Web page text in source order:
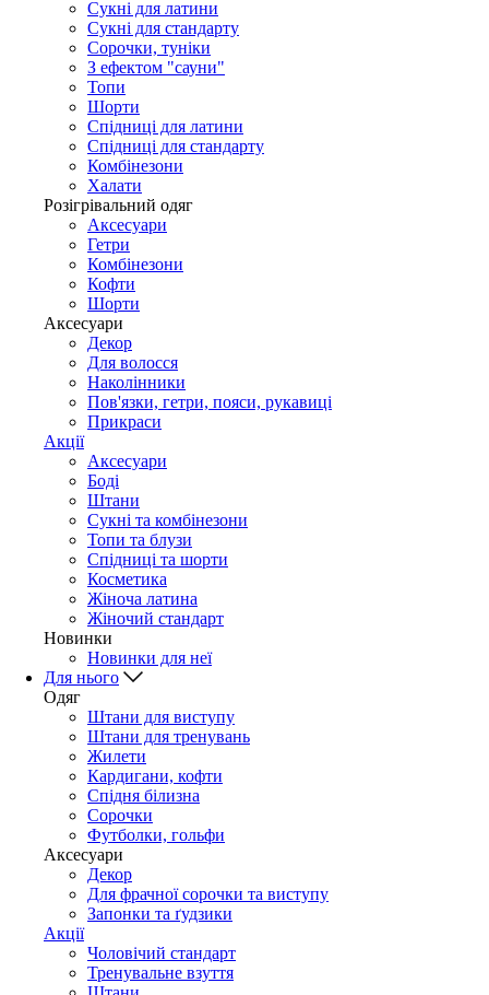
Сукні для латини
Сукні для стандарту
Сорочки, туніки
З ефектом "сауни"
Топи
Шорти
Спідниці для латини
Спідниці для стандарту
Комбінезони
Халати
Розігрівальний одяг
Аксесуари
Гетри
Комбінезони
Кофти
Шорти
Аксесуари
Декор
Для волосся
Наколінники
Пов'язки, гетри, пояси, рукавиці
Прикраси
Акції
Аксесуари
Боді
Штани
Сукні та комбінезони
Топи та блузи
Спідниці та шорти
Косметика
Жіноча латина
Жіночий стандарт
Новинки
Новинки для неї
Для нього
Одяг
Штани для виступу
Штани для тренувань
Жилети
Кардигани, кофти
Спідня білизна
Сорочки
Футболки, гольфи
Аксесуари
Декор
Для фрачної сорочки та виступу
Запонки та ґудзики
Акції
Чоловічий стандарт
Тренувальне взуття